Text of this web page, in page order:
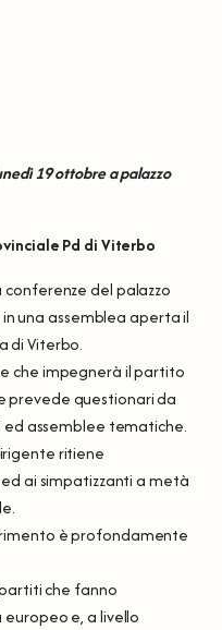
19 ottobre a palazzo
Pd di Viterbo
del palazzo
una assemblea aperta il
di Viterbo.
che impegnerà il partito
prevede questionari da
assemblee tematiche.
ritiene
ai simpatizzanti a metà
è profondamente
che fanno
e, a livello